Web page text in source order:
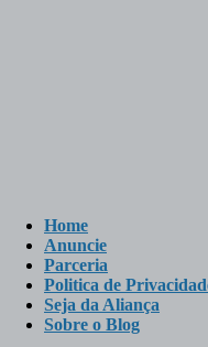
Home
Anuncie
Parceria
Politica de
Seja da Aliança
Sobre o Blog